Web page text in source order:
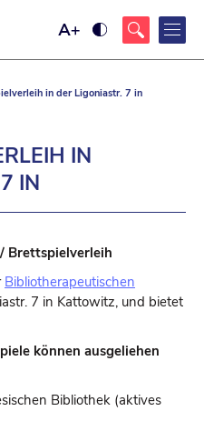
Vergrößern
die
Ustaw
kontrast
z
żółtym
in der Ligoniastr. 7 in
IN
IN
Brettspielverleih
Bibliotherapeutischen
7 in Kattowitz, und bietet
können ausgeliehen
Bibliothek (aktives